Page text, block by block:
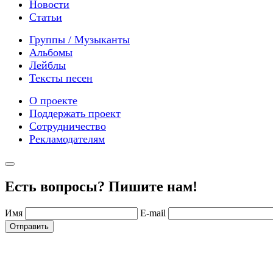
Новости
Статьи
Группы / Музыканты
Альбомы
Лейблы
Тексты песен
О проекте
Поддержать проект
Сотрудничество
Рекламодателям
Есть вопросы? Пишите нам!
Имя E-mail